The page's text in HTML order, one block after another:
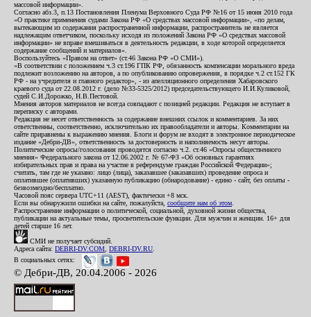
массовой информации».
Согласно абз.3, п.13 Постановления Пленума Верховного Суда РФ №16 от 15 июня 2010 года
«О практике применения судами Закона РФ «О средствах массовой информации», «по делам,
вытекающим из содержания распространенной информации, распространитель не является
надлежащим ответчиком, поскольку исходя из положений Закона РФ «О средствах массовой
информации» не вправе вмешиваться в деятельность редакции, в ходе которой определяется
содержание сообщений и материалов».
Воспользуйтесь «Правом на ответ» (ст.46 Закона РФ «О СМИ»).
«В соответствии с положением ч.3 ст.196 ГПК РФ, обязанность компенсации морального вреда
подлежит возложению на авторов, а по опубликованию опровержения, в порядке ч.2 ст.152 ГК
РФ - на учредителя и главного редактор», - из апелляционного определения Хабаровского
краевого суда от 22.08.2012 г. (дело №33-5325/2012) председательствующего И.И.Куликовой,
судей С.И.Дорожко, Н.В.Пестовой.
Мнения авторов материалов не всегда совпадают с позицией редакции. Редакция не вступает в
переписку с авторами.
Редакция не несет ответственность за содержание внешних ссылок и комментариев. За них
ответственны, соответственно, исключительно их правообладатели и авторы. Комментарии на
сайте приравнены к выражению мнения. Блоги и форум не входят в электронное периодическое
издание «Дебри-ДВ», ответственность за достоверность и наполняемость несут авторы.
Политические опросы/голосования проводятся согласно ч.2. ст.46 «Опросы общественного
мнения» Федерального закона от 12.06.2002 г. № 67-ФЗ «Об основных гарантиях
избирательных прав и права на участие в референдуме граждан Российской Федерации»;
считать, там где не указано: лицо (лица), заказавшее (заказавших) проведение опроса и
оплатившее (оплативших) указанную публикацию (обнародование) - едино - сайт, без оплаты -
безвозмездно/бесплатно.
Часовой пояс сервера UTC+11 (AEST), фактически +8 мск.
Если вы обнаружили ошибки на сайте, пожалуйста, сообщите нам об этом
Распространение информации о политической, социальной, духовной жизни общества,
публикации на актуальные темы, просветительские функции. Для мужчин и женщин. 16+ для
детей старше 16 лет.
СМИ не получает субсидий.
Адреса сайта: DEBRI-DV.COM DEBRI-DV.RU
В социальных сетях:
© Дебри-ДВ, 20.04.2006 - 2026